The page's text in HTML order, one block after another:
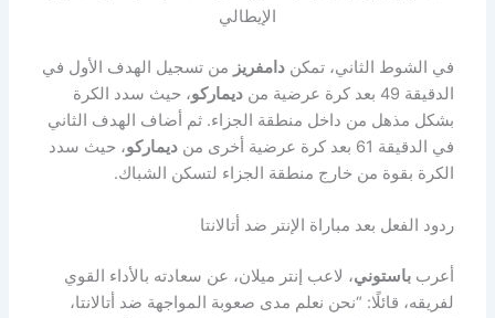
الإيطالي
في الشوط الثاني، تمكندامفريز من تسجيل الهدف الأول في
الدقيقة 49 بعد كرة عرضية من
ديماركو، حيث سدد الكرة
بشكل مذهل من داخل منطقة الجزاء. ثم أضاف الهدف الثاني
في الدقيقة 61 بعد كرة عرضية أخرى من
ديماركو، حيث سدد
الكرة بقوة من خارج منطقة الجزاء لتسكن الشباك.
ردود الفعل بعد مباراة الإنتر ضد أتالانتا
أعربباستوني، لاعب إنتر ميلان، عن سعادته بالأداء القوي
لفريقه، قائلًا: “نحن نعلم مدى صعوبة المواجهة ضد أتالانتا،